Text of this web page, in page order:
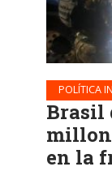
POLÍTICA
Brasil
en la